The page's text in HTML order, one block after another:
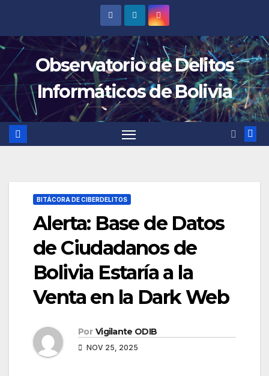
contenido
Observatorio de Delitos
Informáticos de Bolivia
BITÁCORA DE CIBERDELITOS
Alerta: Base de Datos
de Ciudadanos de
Bolivia Estaría a la
Venta en la Dark Web
Por Vigilante ODIB
NOV 25, 2025